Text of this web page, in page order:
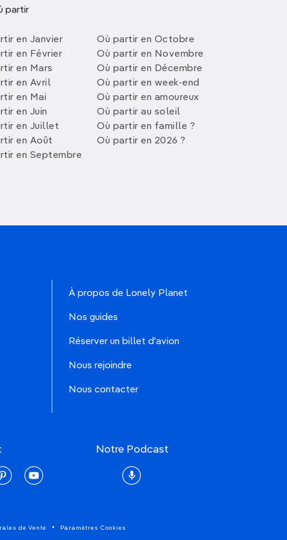
partir
en Janvier
en Février
en Mars
en Avril
en Mai
en Juin
en Juillet
en Août
en Septembre
Où partir en Octobre
Où partir en Novembre
Où partir en Décembre
Où partir en week-end
Où partir en amoureux
Où partir au soleil
Où partir en famille ?
Où partir en 2026 ?
À propos de Lonely Planet
Nos guides
Réserver un billet d'avion
Nous rejoindre
Nous contacter
youtube
Notre Podcast
Podcast
de Vente Paramètres Cookies